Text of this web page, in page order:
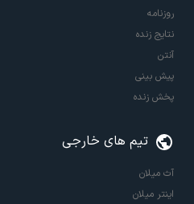
روزنامه
نتایج زنده
آنتن
پیش بینی
پخش زنده
تیم های خارجی
آث میلان
اینتر میلان